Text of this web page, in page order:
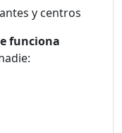
y centros
funciona